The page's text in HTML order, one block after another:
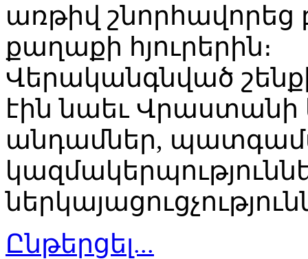
առթիվ շնորհավորեց
քաղաքի հյուրերին։
Վերականգնված
էին նաեւ
անդամներ,
Ընթերցել...